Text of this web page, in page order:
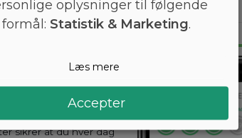
får du den mest
kostplan skræddersyes
sikrer at du hver dag
oplysninger til følgende
formål: Statistik & Marketing.
Læs mere
Accepter